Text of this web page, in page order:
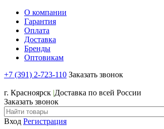
О компании
Гарантия
Оплата
Доставка
Бренды
Оптовикам
+7 (391) 2-723-110 Заказать звонок
г. Красноярск |Доставка по всей России
Заказать звонок
Вход Регистрация